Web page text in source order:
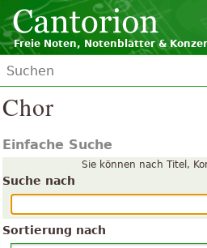
Freie Noten, Notenblätter &
Chor
Einfache Suche
Sie können nach Titel,
Suche nach
Sortierung nach